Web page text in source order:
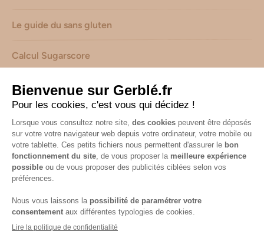
Le guide du sans gluten
Calcul Sugarscore
Suivez-nous sur les réseaux !
Mentions légales Consignes de tri de nos emballages
Caractéristiques environnementales de nos emballages
(informations AGEC) -Avis & notes collectés parShopadvizor